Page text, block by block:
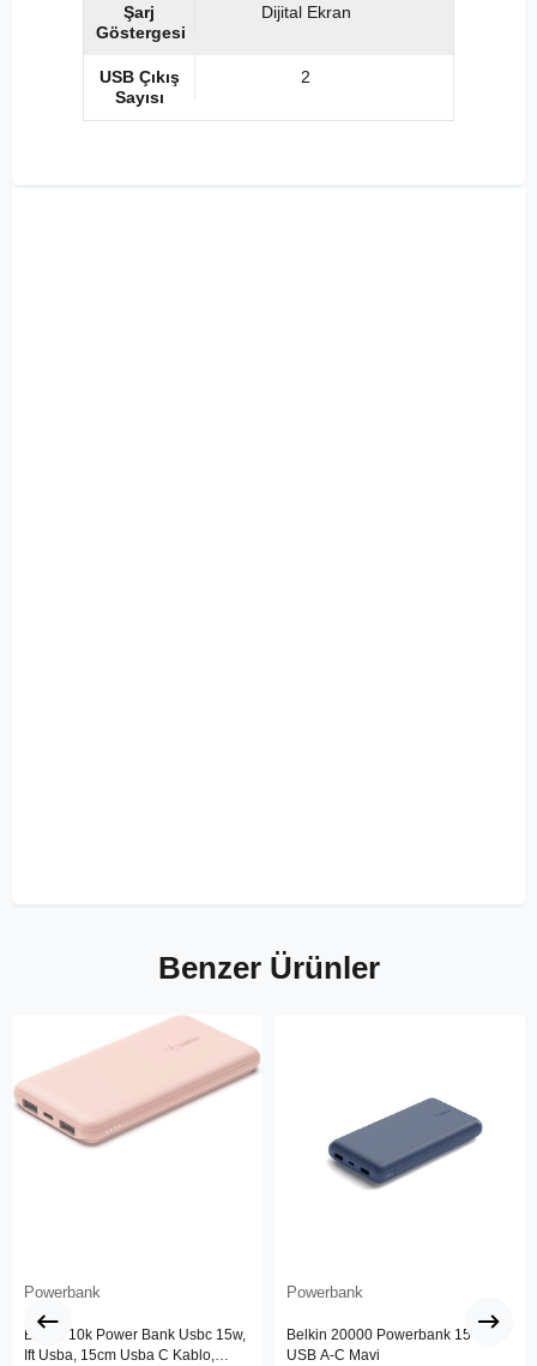
Şarj
Göstergesi
Dijital Ekran
USB Çıkış
Sayısı
2
Benzer Ürünler
Powerbank
Belkin 10k Power Bank Usbc 15w,
Ift Usba, 15cm Usba C Kablo,
Powerbank
Belkin 20000 Powerbank 15 W
USB A-C Mavi